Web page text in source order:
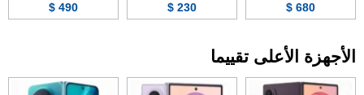
680 $
230 $
490 $
الأجهزة الأعلى تقييما